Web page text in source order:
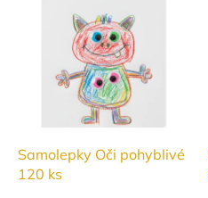
Samolepky Oči pohyblivé
120 ks